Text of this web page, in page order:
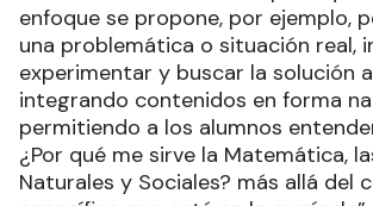
enfoque se propone, por ejemplo,
una problemática o situación real,
experimentar y buscar la solución
integrando contenidos en forma
permitiendo a los alumnos
¿Por qué me sirve la Matemática,
Naturales y Sociales? más allá del